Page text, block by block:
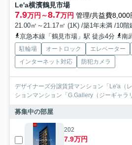
Le'a横濱鶴見市場
7.9万円～8.7万円 管理/共益費8,000
21.00㎡～21.17㎡ (1K) /築1年未満 /10階
京急本線「鶴見市場」駅 徒歩4分
南
駐輪場 オートロック エレベーター
インターネット対応
防犯カメラ
デザイナーズ分譲賃貸マンション「Le'a（
ションマンション「G.Gallery（ジーギャラ
募集中の部屋
202
7.9万円